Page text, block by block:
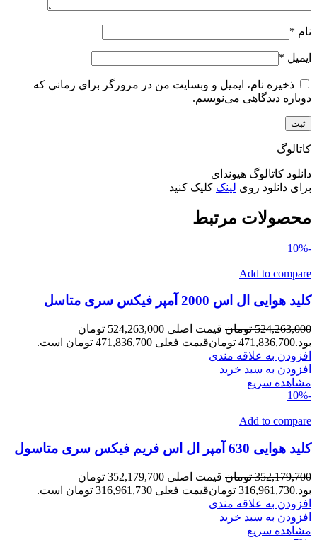
نام *
ایمیل *
ذخیره نام، ایمیل و وبسایت من در مرورگر برای زمانی که
دوباره دیدگاهی می‌نویسم.
کاتالوگ
دانلود کاتالوگ هیوندای
برای دانلود روی لینک کلیک کنید
محصولات مرتبط
-10%
Add to compare
کلید هوایی ال اس 2000 آمپر فیکس سری متاسل
524,263,000 تومان
قیمت اصلی 524,263,000 تومان
بود.471,836,700 تومانقیمت فعلی 471,836,700 تومان است.
افزودن به علاقه مندی
افزودن به سبد خرید
مشاهده سریع
-10%
Add to compare
کلید هوایی 630 آمپر ال اس فریم فیکس سری متاسول
352,179,700 تومان
قیمت اصلی 352,179,700 تومان
بود.316,961,730 تومانقیمت فعلی 316,961,730 تومان است.
افزودن به علاقه مندی
افزودن به سبد خرید
مشاهده سریع